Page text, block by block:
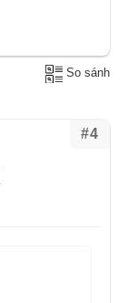
So sánh
#4